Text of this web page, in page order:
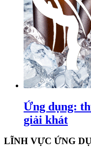
Ứng dụng:
giải khát
LĨNH VỰC ỨNG